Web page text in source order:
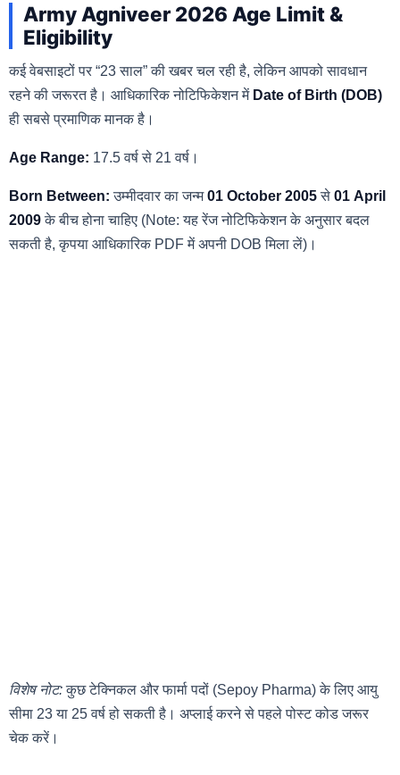
Army Agniveer 2026 Age Limit &
Eligibility
कई वेबसाइटों पर “23 साल” की खबर चल रही है, लेकिन आपको सावधान
रहने की जरूरत है। आधिकारिक नोटिफिकेशन में Date of Birth (DOB)
ही सबसे प्रमाणिक मानक है।
Age Range: 17.5 वर्ष से 21 वर्ष।
Born Between: उम्मीदवार का जन्म01 October 2005से 01 April
2009के बीच होना चाहिए (Note: यह रेंज नोटिफिकेशन के अनुसार बदल
सकती है, कृपया आधिकारिक PDF में अपनी DOB मिला लें)।
विशेष नोट:कुछ टेक्निकल और फार्मा पदों (Sepoy Pharma) के लिए आयु
सीमा 23 या 25 वर्ष हो सकती है। अप्लाई करने से पहले पोस्ट कोड जरूर
चेक करें।